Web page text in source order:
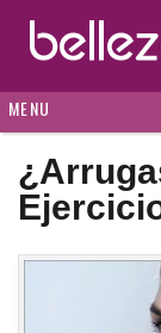
MENU